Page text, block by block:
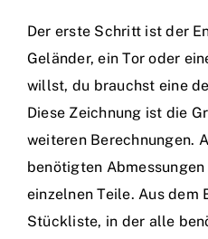
Der erste Schritt ist der
Geländer, ein Tor oder
willst, du brauchst eine
Diese Zeichnung ist die
weiteren Berechnungen.
benötigten
einzelnen Teile. Aus
Stückliste, in der alle